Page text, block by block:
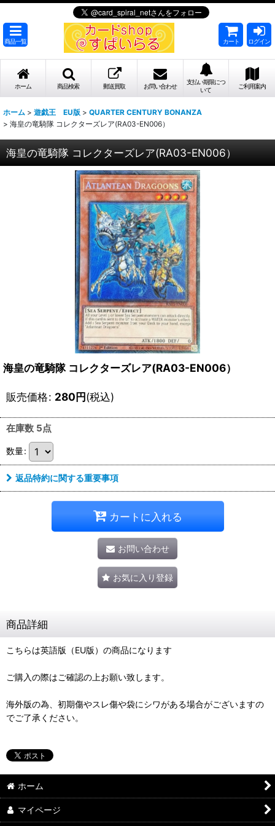
商品一覧 カート ログイン
ホーム 商品検索 郵送買取 お問い合わせ
支払い期限につ
いて
ご利用案内
ホーム > 遊戯王 EU版 > QUARTER CENTURY BONANZA
> 海皇の竜騎隊 コレクターズレア(RA03-EN006）
海皇の竜騎隊 コレクターズレア(RA03-EN006）
海皇の竜騎隊 コレクターズレア(RA03-EN006）
販売価格: 280円(税込)
在庫数 5点
数量:
返品特約に関する重要事項
カートに入れる
お問い合わせ
お気に入り登録
商品詳細
こちらは英語版（EU版）の商品になります
ご購入の際はご確認の上お願い致します。
海外版の為、初期傷やスレ傷や袋にシワがある場合がございますの
でご了承ください。
ホーム
マイページ